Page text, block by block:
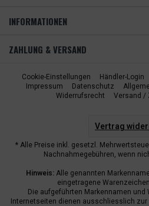
INFORMATIONEN
ZAHLUNG & VERSAND
Cookie-Einstellungen Händler-Login
Impressum
Datenschutz
Widerrufsrecht
Versand /
Vertrag
* Alle Preise inkl. gesetzl.
Nachnahmegebühren, wenn
Hinweis: Alle genannten
eingetragene
Die aufgeführten Markennamen
Internetseiten dienen ausschliesslich